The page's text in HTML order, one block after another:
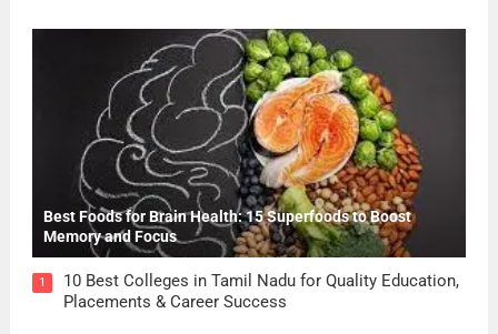
Best Foods for Brain Health: 15 Superfoods to Boost
Memory and Focus
1
10 Best Colleges in Tamil Nadu for Quality Education,
Placements & Career Success